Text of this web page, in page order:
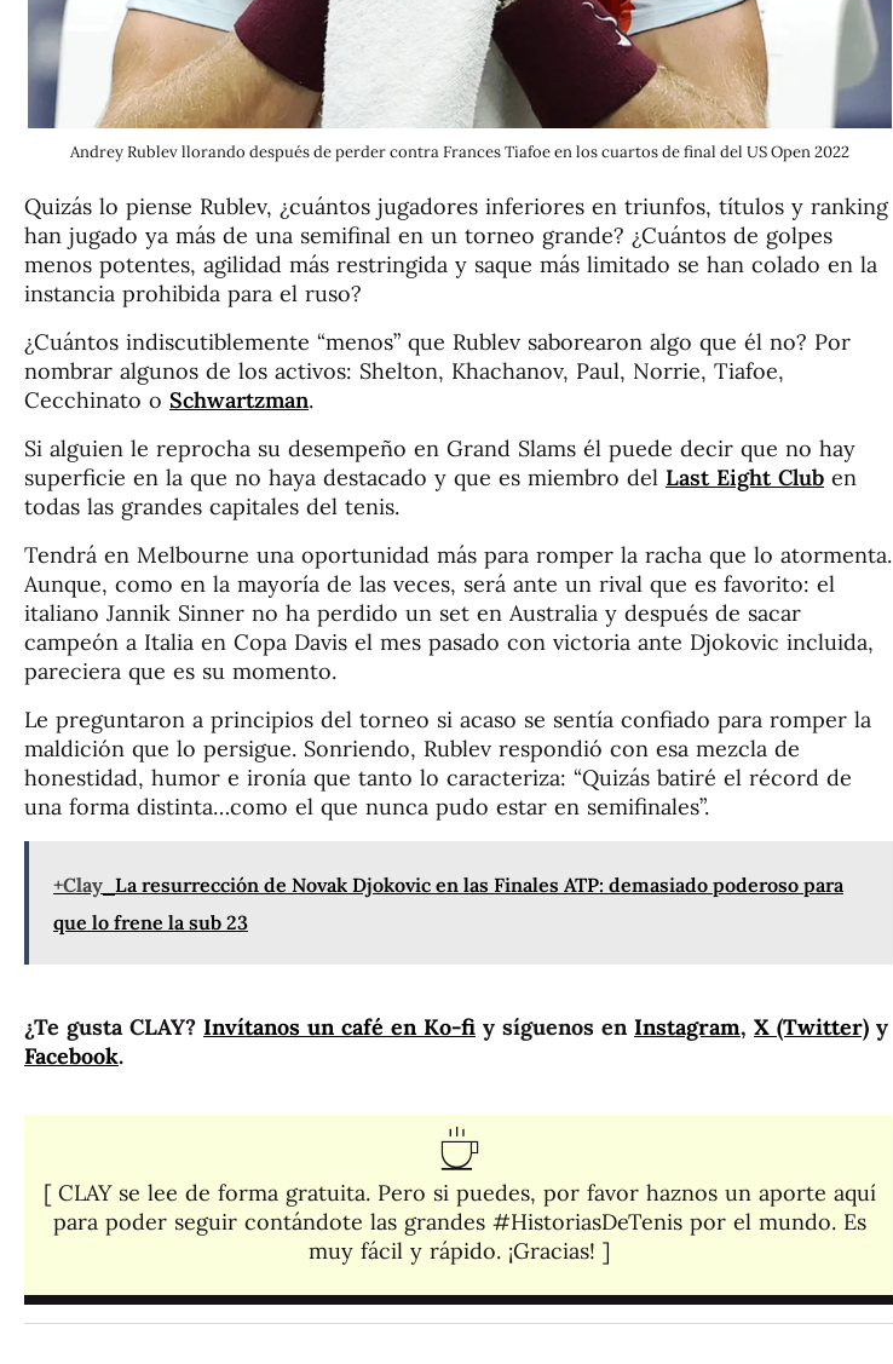
Andrey Rublev llorando después de perder contra Frances Tiafoe en los cuartos de final del US Open 2022
Quizás lo piense Rublev, ¿cuántos jugadores inferiores en triunfos, títulos y ranking
han jugado ya más de una semifinal en un torneo grande? ¿Cuántos de golpes
menos potentes, agilidad más restringida y saque más limitado se han colado en la
instancia prohibida para el ruso?
¿Cuántos indiscutiblemente “menos” que Rublev saborearon algo que él no? Por
nombrar algunos de los activos: Shelton, Khachanov, Paul, Norrie, Tiafoe,
Cecchinato o Schwartzman.
Si alguien le reprocha su desempeño en Grand Slams él puede decir que no hay
superficie en la que no haya destacado y que es miembro del Last Eight Club en
todas las grandes capitales del tenis.
Tendrá en Melbourne una oportunidad más para romper la racha que lo atormenta.
Aunque, como en la mayoría de las veces, será ante un rival que es favorito: el
italiano Jannik Sinner no ha perdido un set en Australia y después de sacar
campeón a Italia en Copa Davis el mes pasado con victoria ante Djokovic incluida,
pareciera que es su momento.
Le preguntaron a principios del torneo si acaso se sentía confiado para romper la
maldición que lo persigue. Sonriendo, Rublev respondió con esa mezcla de
honestidad, humor e ironía que tanto lo caracteriza: “Quizás batiré el récord de
una forma distinta…como el que nunca pudo estar en semifinales”.
+Clay La resurrección de Novak Djokovic en las Finales ATP: demasiado poderoso para
que lo frene la sub 23
¿Te gusta CLAY? Invítanos un café en Ko-fi y síguenos en Instagram, X (Twitter) y
Facebook.
[ CLAY se lee de forma gratuita. Pero si puedes, por favor haznos un aporte aquí
para poder seguir contándote las grandes #HistoriasDeTenis por el mundo. Es
muy fácil y rápido. ¡Gracias! ]​